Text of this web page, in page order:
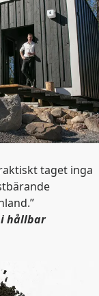
taget inga
hållbar